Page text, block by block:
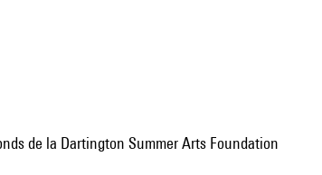
de la Dartington Summer Arts Foundation